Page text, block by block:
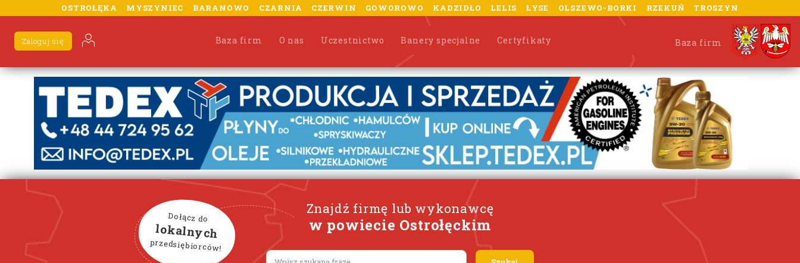
OSTROŁĘKA MYSZYNIEC BARANOWO CZARNIA CZERWIN GOWOROWO KADZIDŁO LELIS ŁYSE OLSZEWO-BORKI RZEKUŃ TROSZYN
Baza firm O nas Uczestnictwo Banery specjalne Certyfikaty
Zaloguj się Baza firm
Znajdź firmę lub wykonawcę
w powiecie Ostrołęckim
Dołącz do
lokalnych
przedsiębiorców!
Lorem ipsum